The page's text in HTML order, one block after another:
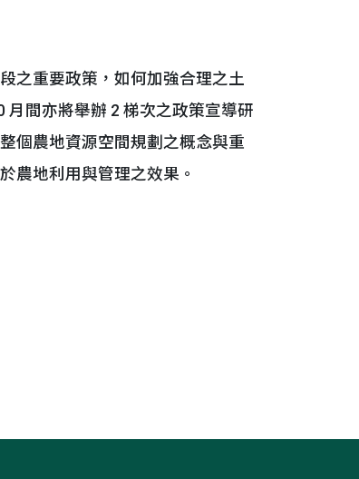
重要政策，如何加強合理之土
間亦將舉辦 2 梯次之政策宣導研
個農地資源空間規劃之概念與重
農地利用與管理之效果。